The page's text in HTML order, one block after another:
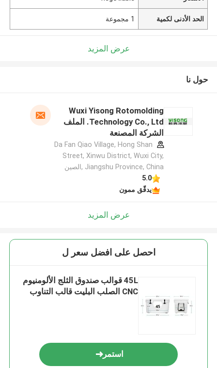
الحد الأدنى لكمية 1 مجموعة
عرض المزيد
حول نا
Wuxi Yisong Rotomolding
Technology Co., Ltd. الملف
الشركة المصنعة
Da Fan Qiao Village, Hong Shan
Street, Xinwu District, Wuxi City,
Jiangshu Province, China ,الصين
5.0
يدقّق ممون
عرض المزيد
احصل على افضل سعر ل
45L قوالب صندوق الثلج الألومنيوم
CNC الصلب البليت قالب التناوب
استمر